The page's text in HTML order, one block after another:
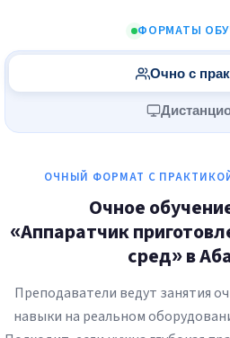
ФОРМАТЫ
Очно с
ОЧНЫЙ ФОРМАТ С
Очное
«Аппаратчик
сред» в
Преподаватели ведут занятия
навыки на реальном